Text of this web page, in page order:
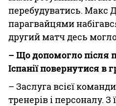
перебудуватись. Макс
парагвайцями
другий матч десь
– Що допомогло після
Іспанії повернутися в
– Заслуга всієї
тренерів і персоналу. З